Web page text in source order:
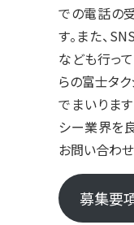
での電話の
す。また、
なども行っ
らの富士タ
でまいりま
シー業界を
お問い合わせ
募集要